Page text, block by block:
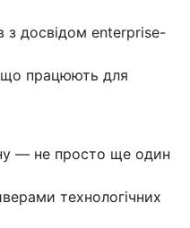
з досвідом enterprise-
що працюють для
— не просто ще один
технологічних